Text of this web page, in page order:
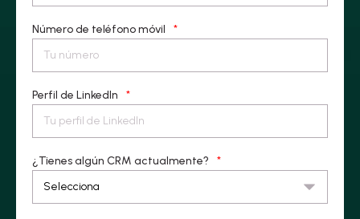
Número de teléfono móvil *
Perfil de LinkedIn *
¿Tienes algún CRM actualmente? *